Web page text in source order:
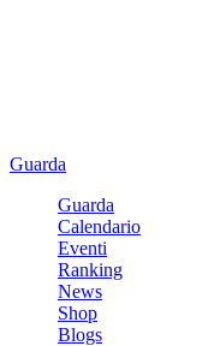
Guarda
Guarda
Calendario
Eventi
Ranking
News
Shop
Blogs